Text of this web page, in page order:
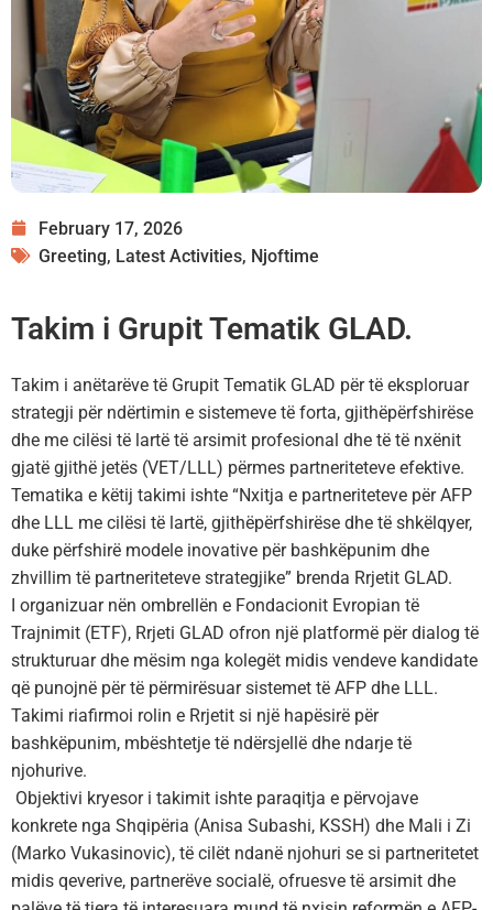
February 17, 2026
Greeting, Latest Activities, Njoftime
Takim i Grupit Tematik GLAD.
Takim i anëtarëve të Grupit Tematik GLAD për të eksploruar
strategji për ndërtimin e sistemeve të forta, gjithëpërfshirëse
dhe me cilësi të lartë të arsimit profesional dhe të të nxënit
gjatë gjithë jetës (VET/LLL) përmes partneriteteve efektive.
Tematika e këtij takimi ishte “Nxitja e partneriteteve për AFP
dhe LLL me cilësi të lartë, gjithëpërfshirëse dhe të shkëlqyer,
duke përfshirë modele inovative për bashkëpunim dhe
zhvillim të partneriteteve strategjike” brenda Rrjetit GLAD.
I organizuar nën ombrellën e Fondacionit Evropian të
Trajnimit (ETF), Rrjeti GLAD ofron një platformë për dialog të
strukturuar dhe mësim nga kolegët midis vendeve kandidate
që punojnë për të përmirësuar sistemet të AFP dhe LLL.
Takimi riafirmoi rolin e Rrjetit si një hapësirë për
bashkëpunim, mbështetje të ndërsjellë dhe ndarje të
njohurive.
Objektivi kryesor i takimit ishte paraqitja e përvojave
konkrete nga Shqipëria (Anisa Subashi, KSSH) dhe Mali i Zi
(Marko Vukasinovic), të cilët ndanë njohuri se si partneritetet
midis qeverive, partnerëve socialë, ofruesve të arsimit dhe